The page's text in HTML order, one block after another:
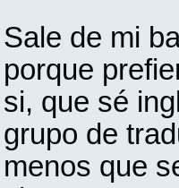
Sale de mi
porque
si, que sé
grupo de
menos que